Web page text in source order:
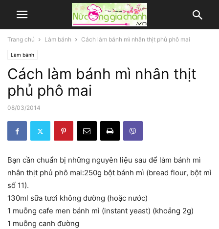
Trang chủ Làm bánh Cách làm bánh mì nhân thịt phủ phô mai
Làm bánh
Cách làm bánh mì nhân thịt
phủ phô mai
08/03/2014
Bạn cần chuẩn bị những nguyên liệu sau để làm bánh mì
nhân thịt phủ phô mai:250g bột bánh mì (bread flour, bột mì
số 11).
130ml sữa tươi không đường (hoặc nước)
1 muỗng cafe men bánh mì (instant yeast) (khoảng 2g)
1 muỗng canh đường